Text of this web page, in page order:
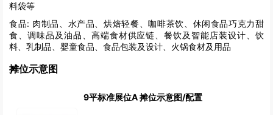
料袋等
食品: 肉制品、水产品、烘焙轻餐、咖啡茶饮、休闲食品巧克力甜
食、调味品及油品、高端食材供应链、餐饮及智能店装设计、饮
料、乳制品、婴童食品、食品包装及设计、火锅食材及用品
摊位示意图
9平标准展位A 摊位示意图/配置